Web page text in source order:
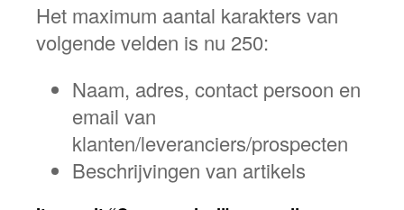
Het maximum aantal karakters van
volgende velden is nu 250:
Naam, adres, contact persoon en
email van
klanten/leveranciers/prospecten
Beschrijvingen van artikels